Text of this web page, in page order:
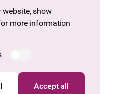
website, show
more information
Accept all